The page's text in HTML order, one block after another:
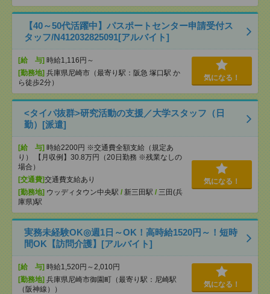
【40～50代活躍中】パスポートセンター申請受付ス
タッフ/N412032825091[アルバイト]
[給 与] 時給1,116円～
[勤務地] 兵庫県尼崎市（最寄り駅：阪急 塚口駅 か
ら徒歩2分）
気になる！
<タイパ抜群>研究活動の支援／大学スタッフ（日
勤）[派遣]
[給 与] 時給2200円 ※交通費全額支給（規定あ
り） 【月収例】30.8万円（20日勤務 ※残業なしの
場合）
[交通費]交通費支給あり
[勤務地] ウッディタウン中央駅 / 新三田駅 / 三田(兵
庫県)駅
気になる！
実務未経験OK◎週1日～OK！高時給1520円～！短時
間OK【訪問介護】[アルバイト]
[給 与] 時給1,520円～2,010円
[勤務地] 兵庫県尼崎市御園町（最寄り駅：尼崎駅
（阪神線））
気になる！